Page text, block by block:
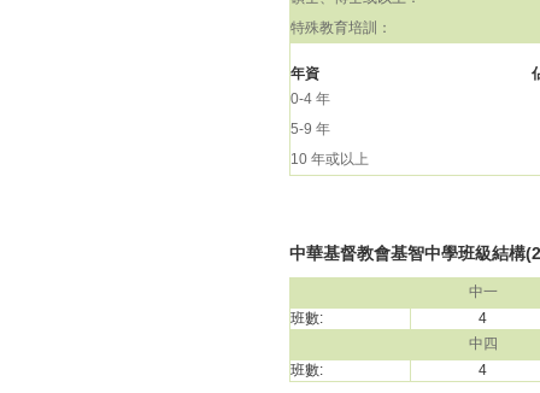
特殊教育培訓：
年資
0-4 年
5-9 年
10 年或以上
中華基督教會基智中學班級結構
中一
班數:
4
中四
班數:
4